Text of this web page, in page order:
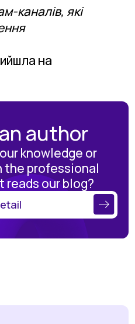
каналів, які
на
author
knowledge or
the professional
our blog?